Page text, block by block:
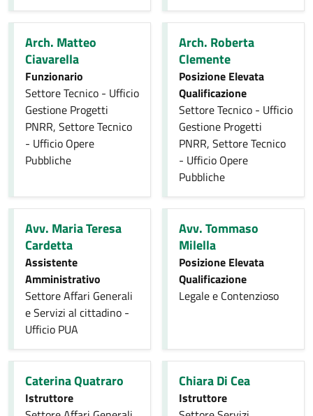
Arch. Matteo
Ciavarella
Funzionario
Settore Tecnico - Ufficio
Gestione Progetti
PNRR, Settore Tecnico
- Ufficio Opere
Pubbliche
Arch. Roberta
Clemente
Posizione Elevata
Qualificazione
Settore Tecnico - Ufficio
Gestione Progetti
PNRR, Settore Tecnico
- Ufficio Opere
Pubbliche
Avv. Maria Teresa
Cardetta
Assistente
Amministrativo
Settore Affari Generali
e Servizi al cittadino -
Ufficio PUA
Avv. Tommaso
Milella
Posizione Elevata
Qualificazione
Legale e Contenzioso
Caterina Quatraro
Istruttore
Chiara Di Cea
Istruttore